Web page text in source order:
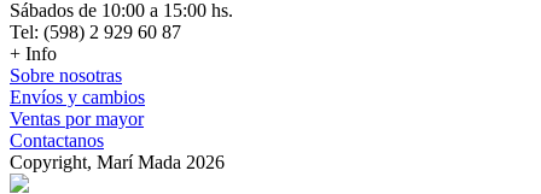
Sábados de 10:00 a 15:00 hs.
Tel: (598) 2 929 60 87
+ Info
Sobre nosotras
Envíos y cambios
Ventas por mayor
Contactanos
Copyright, Marí Mada 2026